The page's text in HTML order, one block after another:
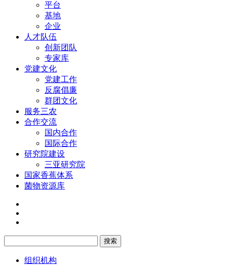
平台
基地
企业
人才队伍
创新团队
专家库
党建文化
党建工作
反腐倡廉
群团文化
服务三农
合作交流
国内合作
国际合作
研究院建设
三亚研究院
国家香蕉体系
菌物资源库
组织机构